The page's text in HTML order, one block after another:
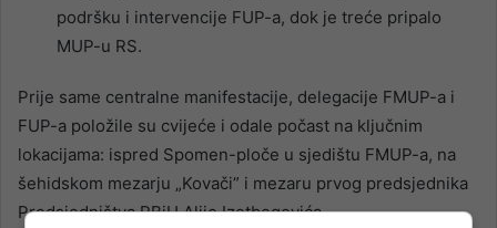
podršku i intervencije FUP-a, dok je treće pripalo
MUP-u RS.
Prije same centralne manifestacije, delegacije FMUP-a i
FUP-a položile su cvijeće i odale počast na ključnim
lokacijama: ispred Spomen-ploče u sjedištu FMUP-a, na
šehidskom mezarju „Kovači” i mezaru prvog predsjednika
Predsjedništva RBiH Alije Izetbegovića.